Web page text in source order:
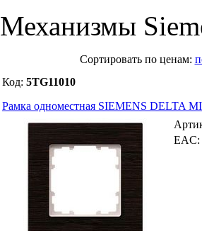
Механизмы
Cортировать по ценам:
Код: 5TG11010
Рамка одноместная SIEMENS DELTA
EAC: